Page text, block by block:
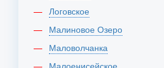
Логовское
Малиновое Озеро
Маловолчанка
Малоенисейское